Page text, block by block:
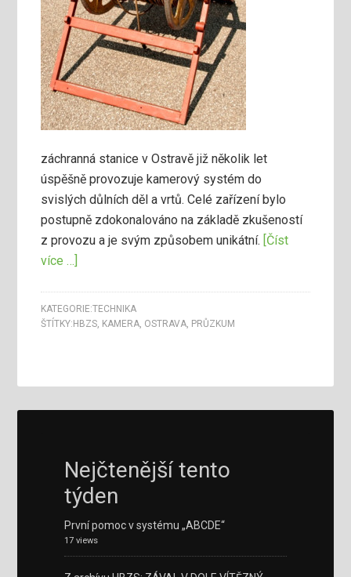
záchranná stanice v Ostravě již několik let
úspěšně provozuje kamerový systém do
svislých důlních děl a vrtů. Celé zařízení bylo
postupně zdokonalováno na základě zkušeností
z provozu a je svým způsobem unikátní. [Číst
více …]
KATEGORIE:TECHNIKA
ŠTÍTKY: HBZS, KAMERA, OSTRAVA, PRŮZKUM
Nejčtenější tento
týden
První pomoc v systému „ABCDE“
17 views